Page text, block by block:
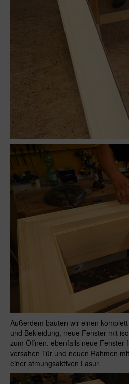
Außerdem bauten wir einen
und Bekleidung, neue Fenster mit
zum Öffnen, ebenfalls neue Fenster
versahen Tür und neuen Rahmen
einer atmungsaktiven Lasur.